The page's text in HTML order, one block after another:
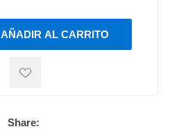
AÑADIR AL CARRITO
Share: